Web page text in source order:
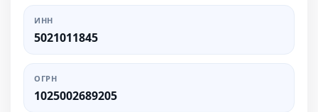
ИНН
5021011845
ОГРН
1025002689205